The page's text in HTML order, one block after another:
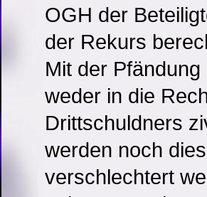
OGH der
der Rekurs
Mit der
weder in die
Drittschuldners
werden noch
verschlechtert